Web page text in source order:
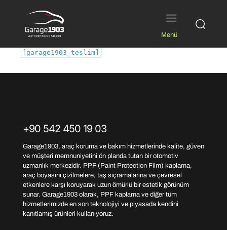
Menü
[garage1903_teslim]
+90 542 450 19 03
Garage1903, araç koruma ve bakım hizmetlerinde kalite, güven
ve müşteri memnuniyetini ön planda tutan bir otomotiv
uzmanlık merkezidir. PPF (Paint Protection Film) kaplama,
araç boyasını çizilmelere, taş sıçramalarına ve çevresel
etkenlere karşı koruyarak uzun ömürlü bir estetik görünüm
sunar. Garage1903 olarak, PPF kaplama ve diğer tüm
hizmetlerimizde en son teknolojiyi ve piyasada kendini
kanıtlamış ürünleri kullanıyoruz.